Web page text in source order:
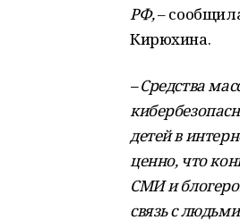
РФ,–
Кирюхина.
– Средства
детей в
ценно, что
СМИ и
связь с